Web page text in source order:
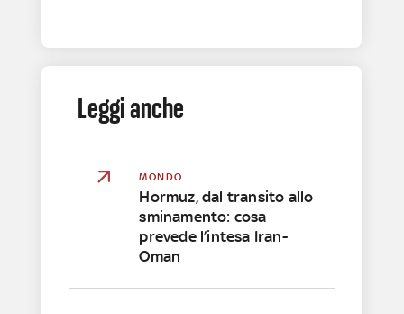
Leggi anche
MONDO
Hormuz, dal transito allo
sminamento: cosa
prevede l’intesa Iran-
Oman